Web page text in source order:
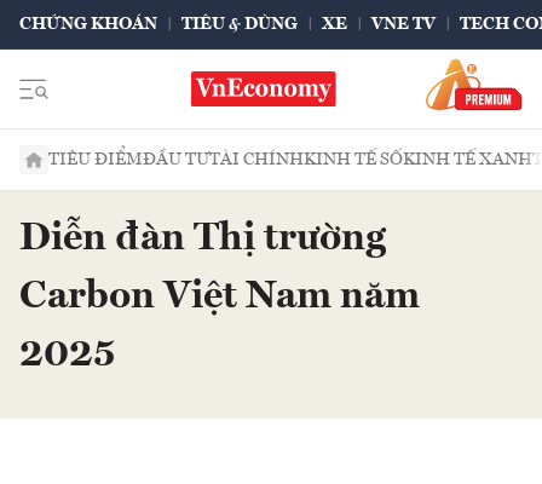
CHỨNG KHOÁN TIÊU & DÙNG XE VNE TV TECH
TIÊU ĐIỂMĐẦU TƯTÀI CHÍNHKINH TẾ SỐKINH TẾ XANH
Diễn đàn Thị trường
Carbon Việt Nam năm
2025